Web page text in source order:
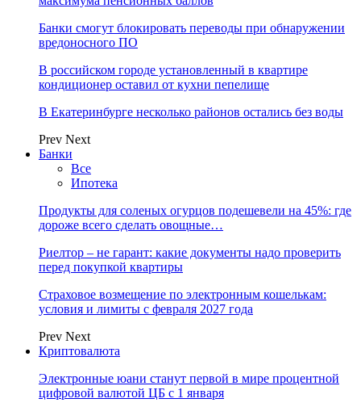
Банки смогут блокировать переводы при обнаружении
вредоносного ПО
В российском городе установленный в квартире
кондиционер оставил от кухни пепелище
В Екатеринбурге несколько районов остались без воды
Prev Next
Банки
Все
Ипотека
Продукты для соленых огурцов подешевели на 45%: где
дороже всего сделать овощные…
Риелтор – не гарант: какие документы надо проверить
перед покупкой квартиры
Страховое возмещение по электронным кошелькам:
условия и лимиты с февраля 2027 года
Prev Next
Криптовалюта
Электронные юани станут первой в мире процентной
цифровой валютой ЦБ с 1 января